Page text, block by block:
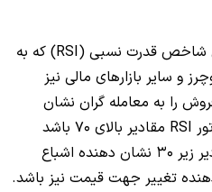
همچنین اندیکاتورهایی همچون شاخص قدرت نسبی (RSI) که به
و سایر بازارهای مالی نیز
را به معامله گران نشان
می‌دهد. به طور مثال اگر اندیکاتور RSI مقادیر بالای 70 باشد
نشان دهنده اشباع خرید و مقادیر زیر 30 نشان دهنده اشباع
تغییر جهت قیمت نیز باشد.